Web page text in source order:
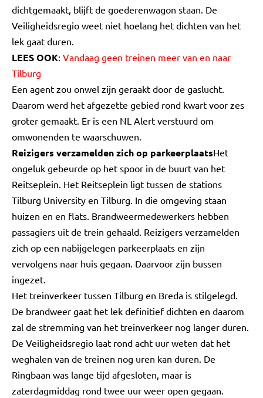
dichtgemaakt, blijft de goederenwagon staan. De
Veiligheidsregio weet niet hoelang het dichten van het
lek gaat duren.
LEES OOK: Vandaag geen treinen meer van en naar
Tilburg
Een agent zou onwel zijn geraakt door de gaslucht.
Daarom werd het afgezette gebied rond kwart voor zes
groter gemaakt. Er is een NL Alert verstuurd om
omwonenden te waarschuwen.
Reizigers verzamelden zich op parkeerplaatsHet
ongeluk gebeurde op het spoor in de buurt van het
Reitseplein. Het Reitseplein ligt tussen de stations
Tilburg University en Tilburg. In die omgeving staan
huizen en en flats. Brandweermedewerkers hebben
passagiers uit de trein gehaald. Reizigers verzamelden
zich op een nabijgelegen parkeerplaats en zijn
vervolgens naar huis gegaan. Daarvoor zijn bussen
ingezet.
Het treinverkeer tussen Tilburg en Breda is stilgelegd.
De brandweer gaat het lek definitief dichten en daarom
zal de stremming van het treinverkeer nog langer duren.
De Veiligheidsregio laat rond acht uur weten dat het
weghalen van de treinen nog uren kan duren. De
Ringbaan was lange tijd afgesloten, maar is
zaterdagmiddag rond twee uur weer open gegaan.